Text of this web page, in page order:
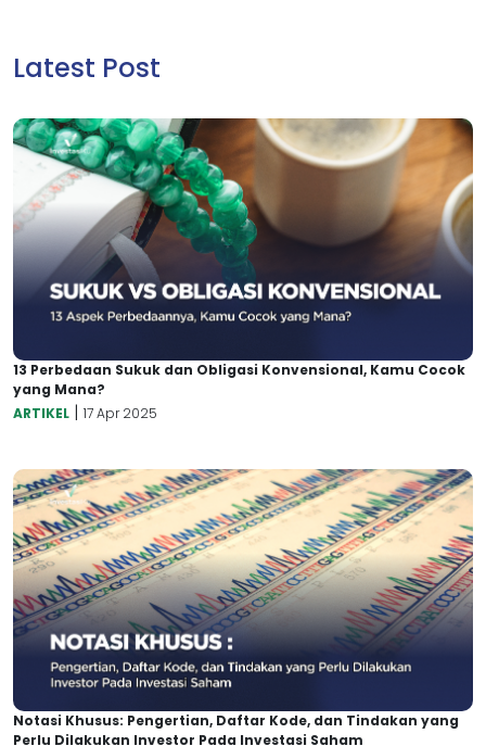
Latest Post
13 Perbedaan Sukuk dan Obligasi Konvensional, Kamu Cocok
yang Mana?
ARTIKEL | 17 Apr 2025
Notasi Khusus: Pengertian, Daftar Kode, dan Tindakan yang
Perlu Dilakukan Investor Pada Investasi Saham